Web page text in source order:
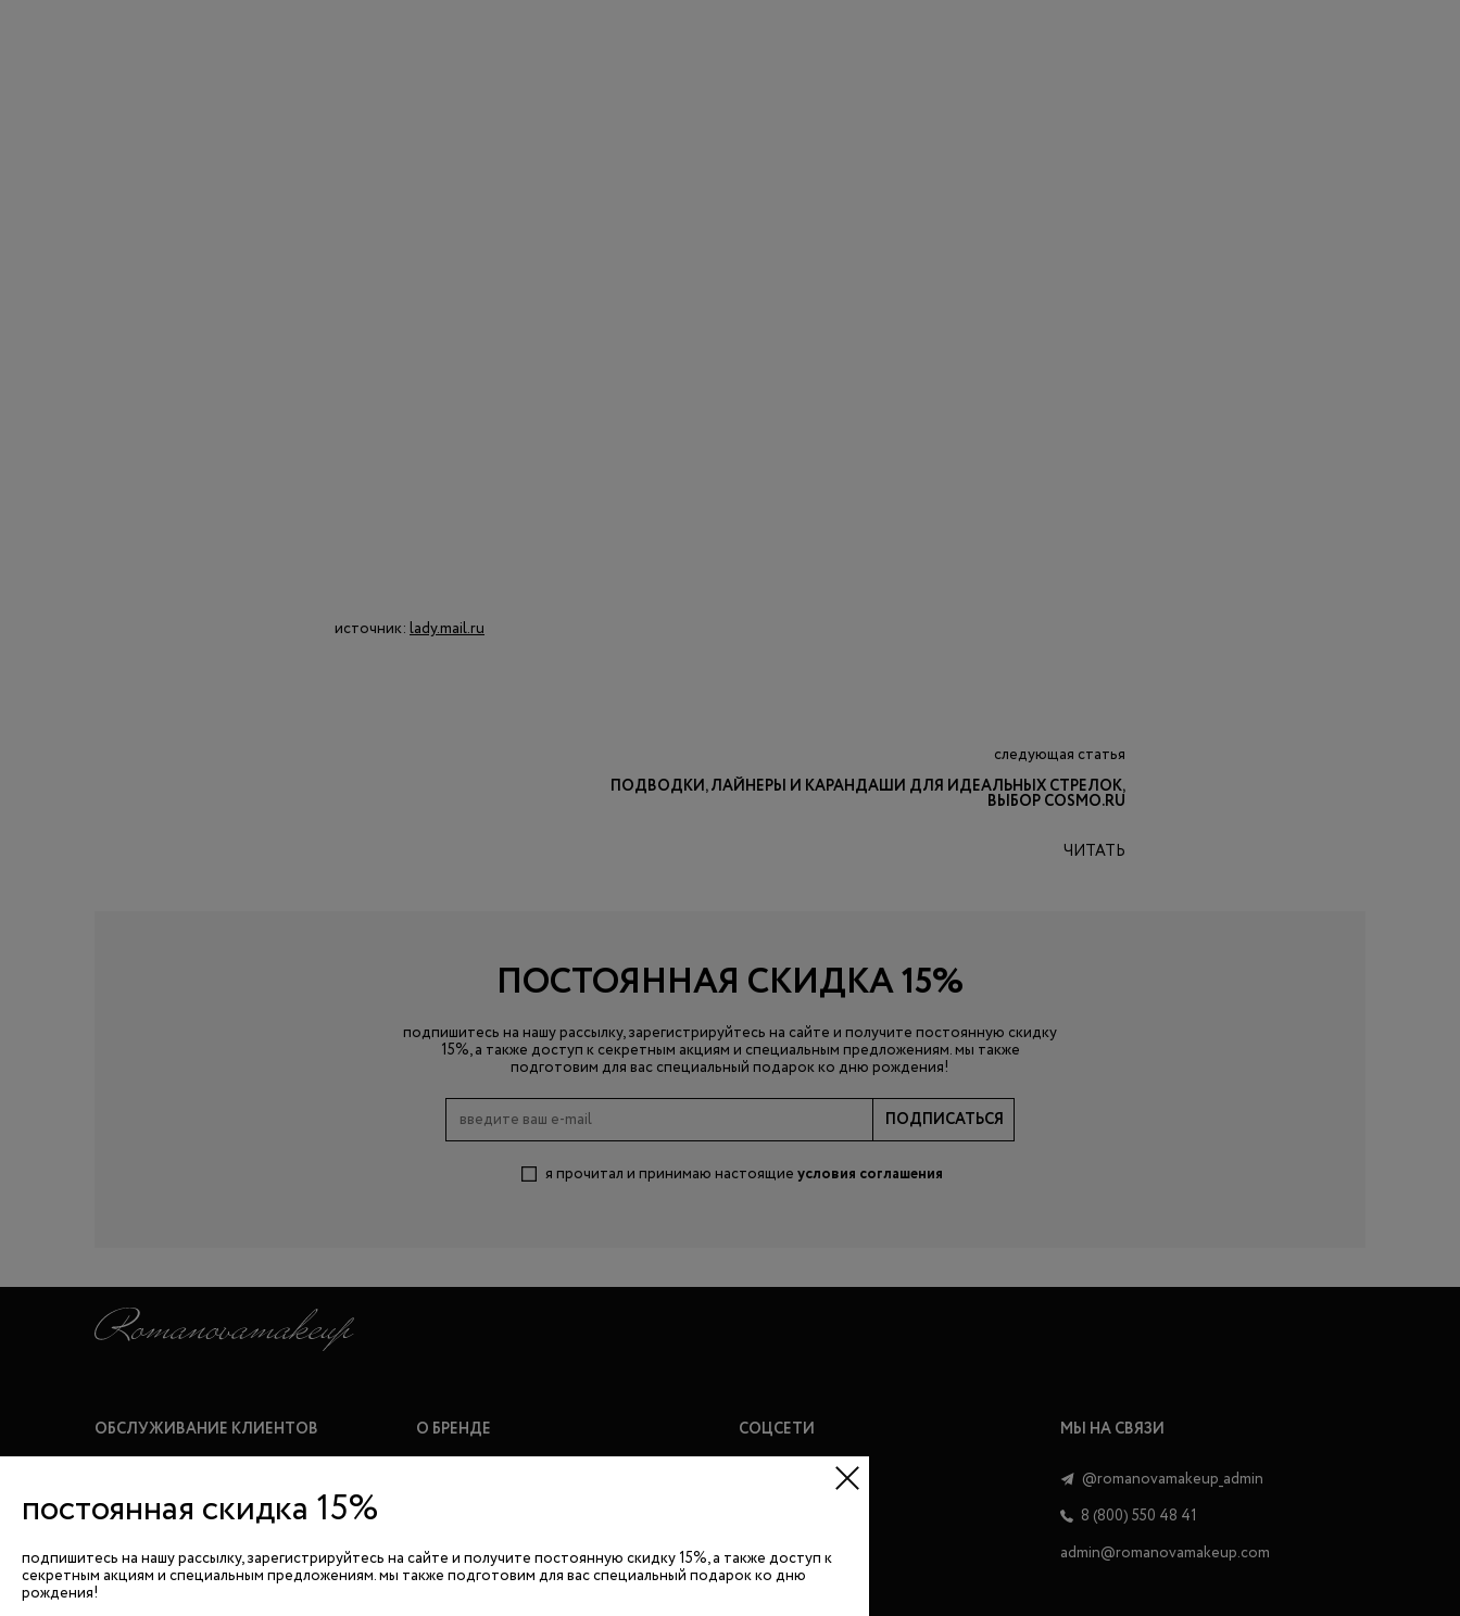
источник: lady.mail.ru
следующая статья
ПОДВОДКИ, ЛАЙНЕРЫ И КАРАНДАШИ ДЛЯ ИДЕАЛЬНЫХ СТРЕЛОК,
ВЫБОР COSMO.RU
ЧИТАТЬ
ПОСТОЯННАЯ СКИДКА 15%
подпишитесь на нашу рассылку, зарегистрируйтесь на сайте и получите постоянную скидку
15%, а также доступ к секретным акциям и специальным предложениям. мы также
подготовим для вас специальный подарок ко дню рождения!
ПОДПИСАТЬСЯ
я прочитал и принимаю настоящие условия соглашения
ОБСЛУЖИВАНИЕ КЛИЕНТОВ
контакты
оплата и доставка
часто задаваемые вопросы
О БРЕНДЕ
видеоуроки
СОЦСЕТИ
telegram
МЫ НА СВЯЗИ
@romanovamakeup_admin
8 (800) 550 48 41
admin@romanovamakeup.com
ПОДПИСАТЬСЯ
постоянная скидка 15%
подпишитесь на нашу рассылку, зарегистрируйтесь на сайте и получите постоянную скидку 15%, а также доступ к
секретным акциям и специальным предложениям. мы также подготовим для вас специальный подарок ко дню
рождения!